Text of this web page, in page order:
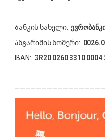
Ბანკის სახელი: ევრობანკი
Ანგარიშის ნომერი:
IBAN: GR20 0260 3310 0004